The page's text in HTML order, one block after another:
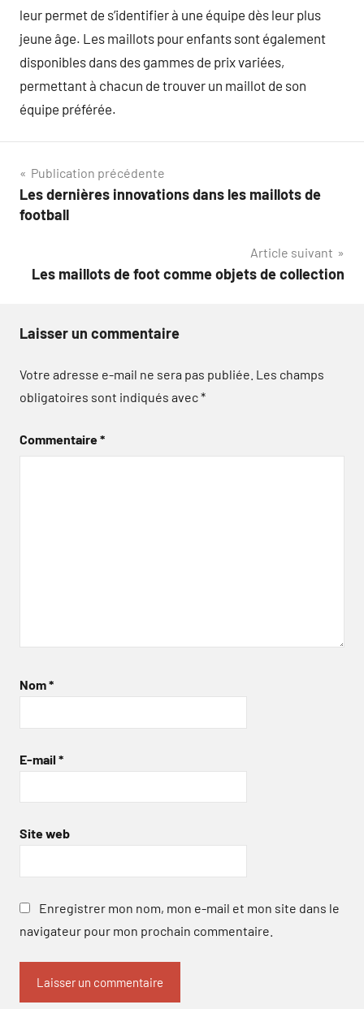
leur permet de s’identifier à une équipe dès leur plus
jeune âge. Les maillots pour enfants sont également
disponibles dans des gammes de prix variées,
permettant à chacun de trouver un maillot de son
équipe préférée.
Navigation
de
Publication précédente
Les dernières innovations dans les maillots de
football
Article suivant
Les maillots de foot comme objets de collection
Laisser un commentaire
Votre adresse e-mail ne sera pas publiée. Les champs
obligatoires sont indiqués avec*
Commentaire*
Nom*
E-mail *
Site web
Enregistrer mon nom, mon e-mail et mon site dans le
navigateur pour mon prochain commentaire.